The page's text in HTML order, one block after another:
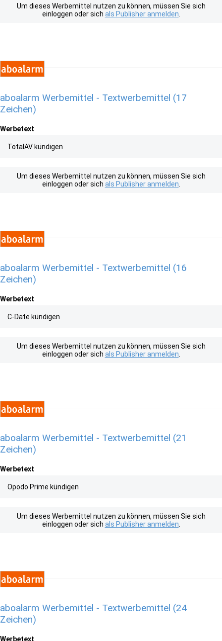
Um dieses Werbemittel nutzen zu können, müssen Sie sich
einloggen oder sich als Publisher anmelden
aboalarm Werbemittel - Textwerbemittel (17
Zeichen)
Werbetext
TotalAV kündigen
Um dieses Werbemittel nutzen zu können, müssen Sie sich
einloggen oder sich als Publisher anmelden
aboalarm Werbemittel - Textwerbemittel (16
Zeichen)
Werbetext
C-Date kündigen
Um dieses Werbemittel nutzen zu können, müssen Sie sich
einloggen oder sich als Publisher anmelden
aboalarm Werbemittel - Textwerbemittel (21
Zeichen)
Werbetext
Opodo Prime kündigen
Um dieses Werbemittel nutzen zu können, müssen Sie sich
einloggen oder sich als Publisher anmelden
aboalarm Werbemittel - Textwerbemittel (24
Zeichen)
Werbetext